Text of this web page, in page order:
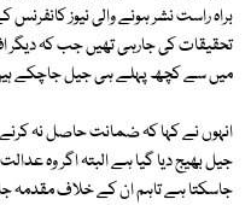
براہ راست نشر ہونے والی نیوز کانفرنس
تحقیقات کی جارہی تھیں جب کہ دیگر
میں سے کچھ پہلے ہی جیل جاچکے
انہوں نے کہا کہ ضمانت حاصل نہ
جیل بھیج دیا گیا ہے البتہ اگر وہ
جاسکتا ہے تاہم ان کے خلاف مقدمہ